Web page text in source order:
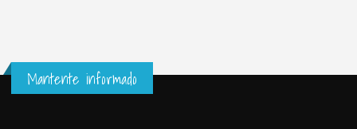
Mantente informado